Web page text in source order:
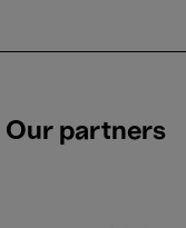
Our partners